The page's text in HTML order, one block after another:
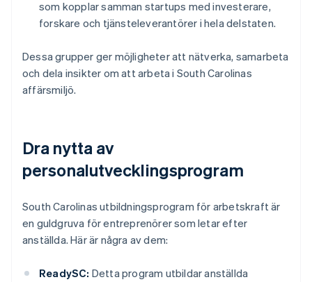
som kopplar samman startups med investerare,
forskare och tjänsteleverantörer i hela delstaten.
Dessa grupper ger möjligheter att nätverka, samarbeta
och dela insikter om att arbeta i South Carolinas
affärsmiljö.
Dra nytta av
personalutvecklingsprogram
South Carolinas utbildningsprogram för arbetskraft är
en guldgruva för entreprenörer som letar efter
anställda. Här är några av dem:
ReadySC: Detta program utbildar anställda